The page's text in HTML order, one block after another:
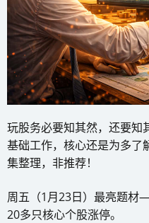
玩股务必要知其然，还要知
基础工作，核心还是为多了
集整理，非推荐！
周五（1月23日）最亮题材
20多只核心个股涨停。